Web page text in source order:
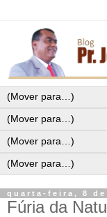
quarta-feira, 8 de
Fúria da